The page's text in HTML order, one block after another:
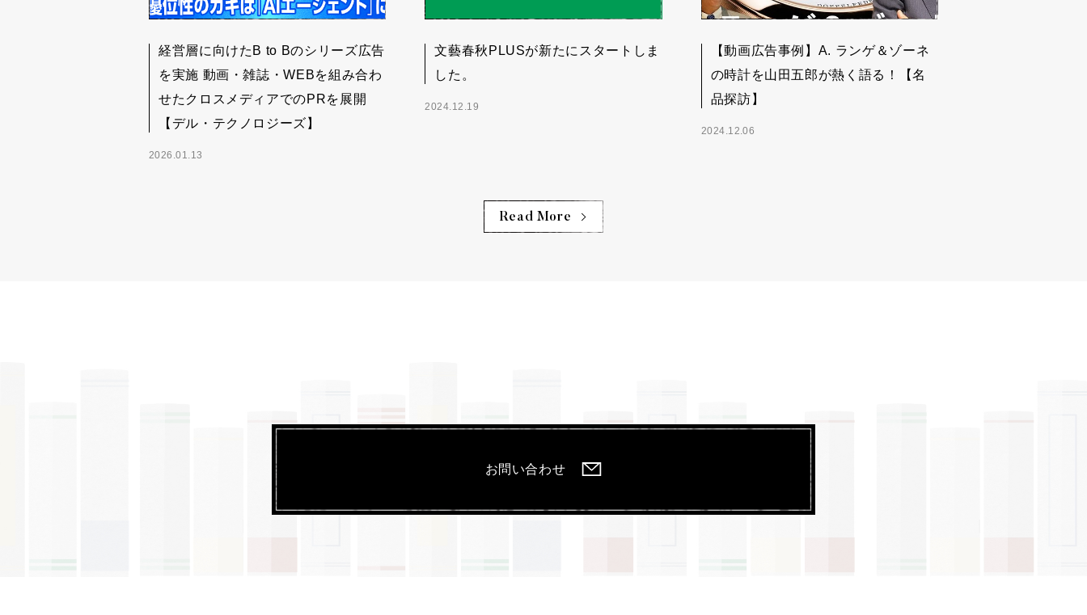
経営層に向けたB to Bのシリーズ広告
を実施 動画・雑誌・WEBを組み合わ
せたクロスメディアでのPRを展開
【デル・テクノロジーズ】
2026.01.13
文藝春秋PLUSが新たにスタートしま
した。
2024.12.19
【動画広告事例】A. ランゲ＆ゾーネ
の時計を山田五郎が熱く語る！【名
品探訪】
2024.12.06
Read More
お問い合わせ